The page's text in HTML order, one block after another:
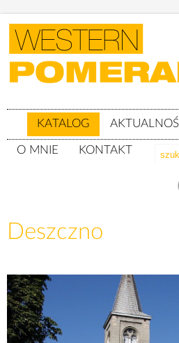
KATALOG
O MNIE KONTAKT
Deszczno